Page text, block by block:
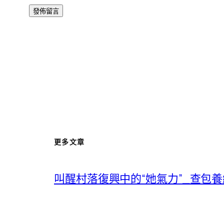
更多文章
叫醒村落復興中的“她氣力”_查包